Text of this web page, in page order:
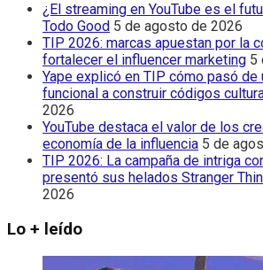
¿El streaming en YouTube es el
Todo Good 5 de agosto de 2026
TIP 2026: marcas apuestan por la
fortalecer el influencer marketing 5
Yape explicó en TIP cómo pasó de
funcional a construir códigos
2026
YouTube destaca el valor de los
economía de la influencia 5 de
TIP 2026: La campaña de intriga
presentó sus helados Stranger
2026
Lo + leído